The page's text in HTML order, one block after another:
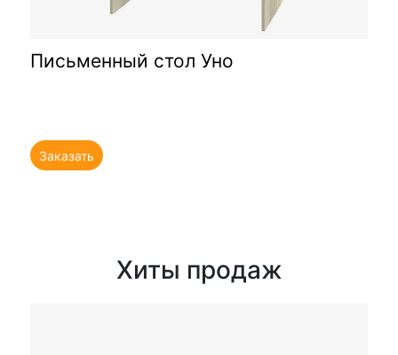
Письменный стол Уно
Заказать
Хиты продаж